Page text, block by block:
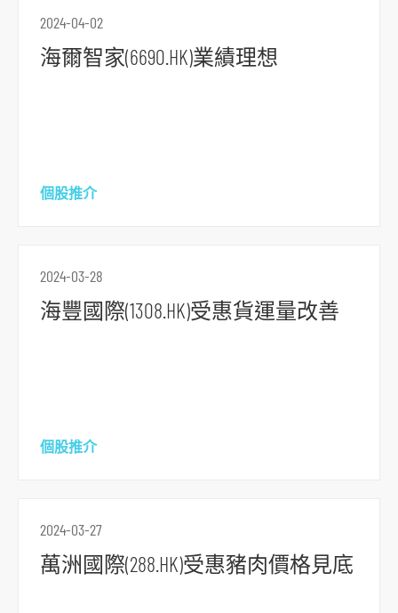
2024-04-02
海爾智家(6690.HK)業績理想
個股推介
2024-03-28
海豐國際(1308.HK)受惠貨運量改善
個股推介
2024-03-27
萬洲國際(288.HK)受惠豬肉價格見底